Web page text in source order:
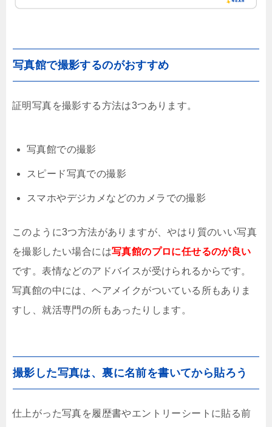
写真館で撮影するのがおすすめ
証明写真を撮影する方法は3つあります。
写真館での撮影
スピード写真での撮影
スマホやデジカメなどのカメラでの撮影
このように3つ方法がありますが、やはり質のいい写真
を撮影したい場合には写真館のプロに任せるのが良い
です。表情などのアドバイスが受けられるからです。
写真館の中には、ヘアメイクがついている所もありま
すし、就活専門の所もあったりします。
撮影した写真は、裏に名前を書いてから貼ろう
仕上がった写真を履歴書やエントリーシートに貼る前